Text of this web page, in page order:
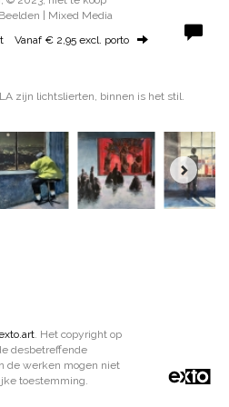
| Mixed Media
Vanaf € 2,95 excl. porto
zijn lichtslierten, binnen is het stil.
. Het copyright op
desbetreffende
de werken mogen niet
toestemming.